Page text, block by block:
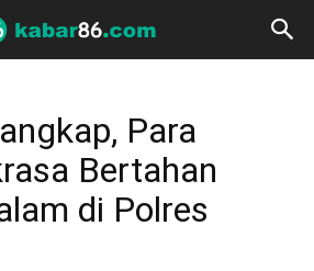
Para
Bertahan
di Polres